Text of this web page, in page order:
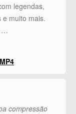
legendas,
e muito mais.
…
compressão